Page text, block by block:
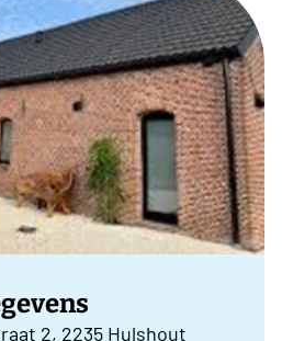
2, 2235 Hulshout